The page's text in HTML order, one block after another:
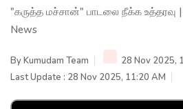
"கருத்த மச்சான்" பாடலை நீக்க உத்தரவு |
News
ByKumudam Team
28 Nov 2025,
Last Update : 28 Nov 2025, 11:20 AM